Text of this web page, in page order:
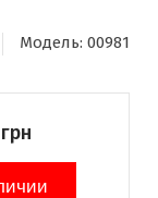
Модель: 00981
грн